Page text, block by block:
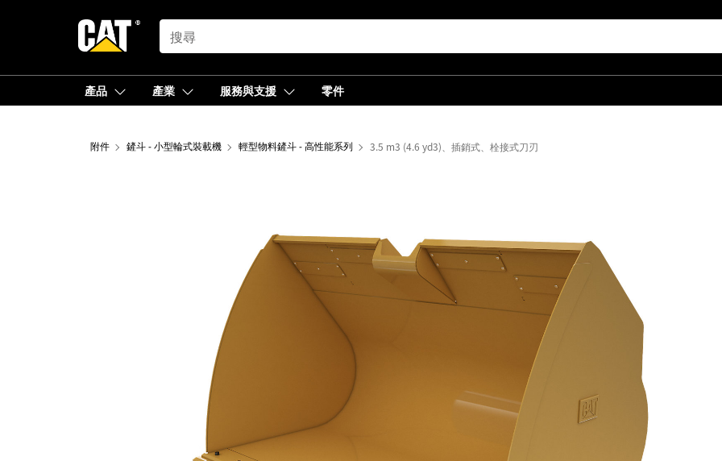
SEARCH
產品 產業 服務與支援 零件
附件 鏟斗 - 小型輪式裝載機 輕型物料鏟斗 - 高性能系列 3.5 m3 (4.6 yd3)、插銷式、栓接式刀刃